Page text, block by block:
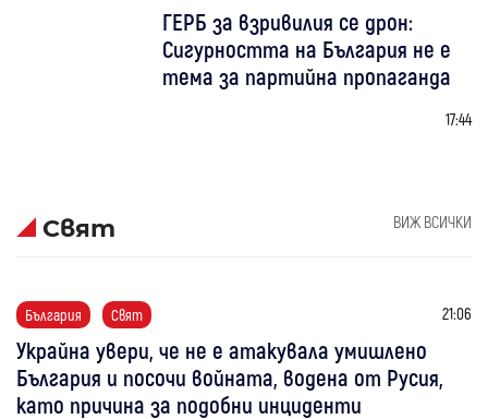
ГЕРБ за взривилия се дрон:
Сигурността на България не е
тема за партийна пропаганда
17:44
Свят ВИЖ ВСИЧКИ
България Свят 21:06
Украйна увери, че не е атакувала умишлено
България и посочи войната, водена от Русия,
като причина за подобни инциденти